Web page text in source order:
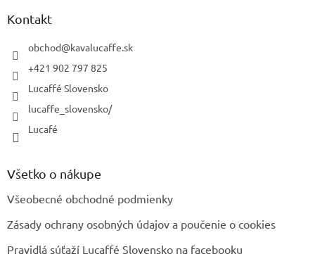
Kontakt
obchod@kavalucaffe.sk
+421 902 797 825
Lucaffé Slovensko
lucaffe_slovensko/
Lucafé
Všetko o nákupe
Všeobecné obchodné podmienky
Zásady ochrany osobných údajov a poučenie o cookies
Pravidlá súťaží Lucaffé Slovensko na facebooku